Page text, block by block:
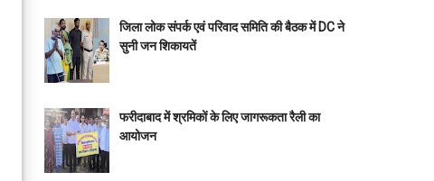
जिला लोक संपर्क एवं परिवाद समिति की बैठक में DC ने
सुनी जन शिकायतें
फरीदाबाद में श्रमिकों के लिए जागरूकता रैली का
आयोजन